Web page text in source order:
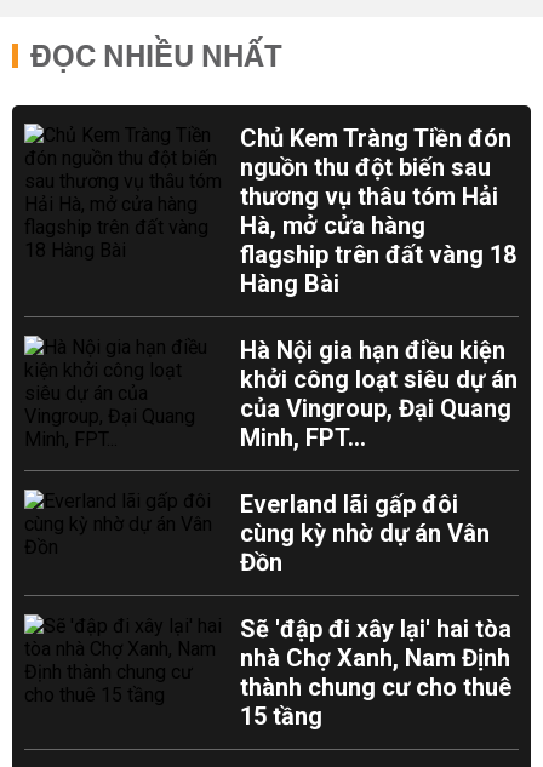
ĐỌC NHIỀU NHẤT
Chủ Kem Tràng Tiền đón
nguồn thu đột biến sau
thương vụ thâu tóm Hải
Hà, mở cửa hàng
flagship trên đất vàng 18
Hàng Bài
Hà Nội gia hạn điều kiện
khởi công loạt siêu dự án
của Vingroup, Đại Quang
Minh, FPT...
Everland lãi gấp đôi
cùng kỳ nhờ dự án Vân
Đồn
Sẽ 'đập đi xây lại' hai tòa
nhà Chợ Xanh, Nam Định
thành chung cư cho thuê
15 tầng